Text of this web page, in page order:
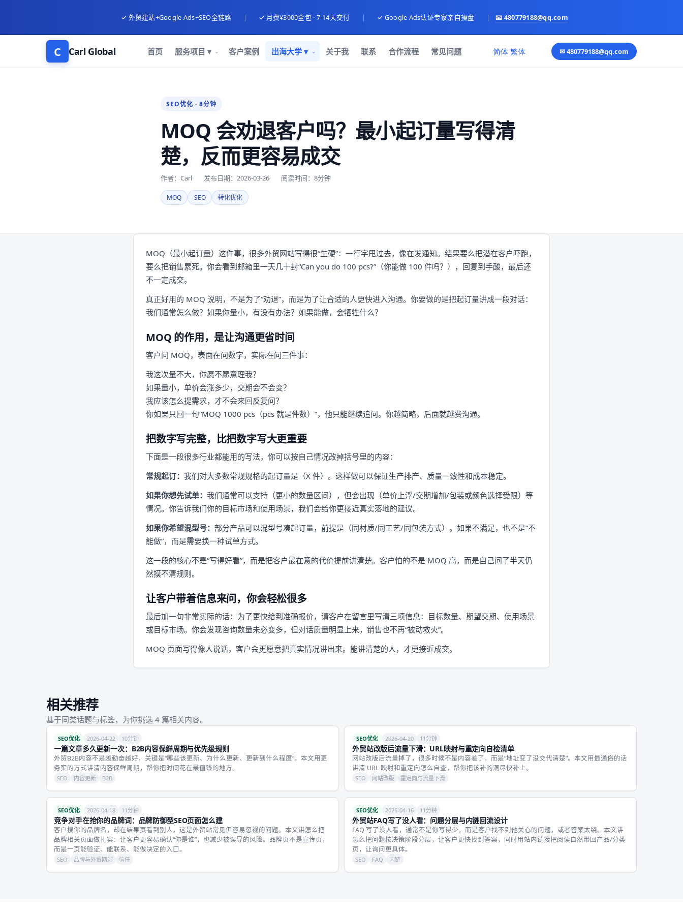
✓ 外贸建站+Google Ads+SEO全链路 | ✓ 月费¥3000全包 · 7-14天交付 | ✓ Google Ads认证专家亲自操盘 | 📧 480779188@qq.com
C Carl Global 首页 服务项目 ▾ 客户案例 出海大学 ▾ 关于我 联系 合作流程 常见问题 语言
简体 繁体 ✉480779188@qq.com
SEO优化 · 8分钟
MOQ 会劝退客户吗？最小起订量写得清
楚，反而更容易成交
作者：Carl 发布日期：2026-03-26 阅读时间：8分钟
MOQ SEO 转化优化
MOQ（最小起订量）这件事，很多外贸网站写得很“生硬”：一行字甩过去，像在发通知。结果要么把潜在客户吓跑，
要么把销售累死。你会看到邮箱里一天几十封“Can you do 100 pcs?”（你能做 100 件吗？），回复到手酸，最后还
不一定成交。
真正好用的 MOQ 说明，不是为了“劝退”，而是为了让合适的人更快进入沟通。你要做的是把起订量讲成一段对话：
我们通常怎么做？如果你量小，有没有办法？如果能做，会牺牲什么？
MOQ 的作用，是让沟通更省时间
客户问 MOQ，表面在问数字，实际在问三件事：
我这次量不大，你愿不愿意理我？
如果量小，单价会涨多少，交期会不会变？
我应该怎么提需求，才不会来回反复问？
你如果只回一句“MOQ 1000 pcs（pcs 就是件数）”，他只能继续追问。你越简略，后面就越费沟通。
把数字写完整，比把数字写大更重要
下面是一段很多行业都能用的写法，你可以按自己情况改掉括号里的内容：
常规起订： 我们对大多数常规规格的起订量是（X 件）。这样做可以保证生产排产、质量一致性和成本稳定。
如果你想先试单： 我们通常可以支持（更小的数量区间），但会出现（单价上浮/交期增加/包装或颜色选择受限）等
情况。你告诉我们你的目标市场和使用场景，我们会给你更接近真实落地的建议。
如果你希望混型号： 部分产品可以混型号凑起订量，前提是（同材质/同工艺/同包装方式）。如果不满足，也不是“不
能做”，而是需要换一种试单方式。
这一段的核心不是“写得好看”，而是把客户最在意的代价提前讲清楚。客户怕的不是 MOQ 高，而是自己问了半天仍
然摸不清规则。
让客户带着信息来问，你会轻松很多
最后加一句非常实际的话：为了更快给到准确报价，请客户在留言里写清三项信息：目标数量、期望交期、使用场景
或目标市场。你会发现咨询数量未必变多，但对话质量明显上来，销售也不再“被动救火”。
MOQ 页面写得像人说话，客户会更愿意把真实情况讲出来。能讲清楚的人，才更接近成交。
相关推荐
基于同类话题与标签，为你挑选 4 篇相关内容。
SEO优化 2026-04-22 10分钟
一篇文章多久更新一次：B2B内容保鲜周期与优先级规则
外贸B2B内容不是越勤奋越好，关键是“哪些该更新、为什么更新、更新到什么程度”。本文用更
务实的方式讲清内容保鲜周期，帮你把时间花在最值钱的地方。
SEO 内容更新 B2B
SEO优化 2026-04-20 11分钟
外贸站改版后流量下滑：URL映射与重定向自检清单
网站改版后流量掉了，很多时候不是内容差了，而是“地址变了没交代清楚”。本文用最通俗的话
讲清 URL 映射和重定向怎么自查，帮你把该补的洞尽快补上。
SEO 网站改版 重定向与流量下滑
SEO优化 2026-04-18 11分钟
竞争对手在抢你的品牌词：品牌防御型SEO页面怎么建
客户搜你的品牌名，却在结果页看到别人，这是外贸站常见但容易忽视的问题。本文讲怎么把
品牌相关页面做扎实：让客户更容易确认“你是谁”，也减少被误导的风险。品牌页不是宣传页，
而是一页能验证、能联系、能做决定的入口。
SEO 品牌与外贸网站 信任
SEO优化 2026-04-16 11分钟
外贸站FAQ写了没人看：问题分层与内链回流设计
FAQ 写了没人看，通常不是你写得少，而是客户找不到他关心的问题，或者答案太绕。本文讲
怎么把问题按决策阶段分层，让客户更快找到答案，同时用站内链接把阅读自然带回产品/分类
页，让询问更具体。
SEO FAQ 内链